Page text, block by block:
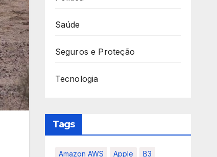
Saúde
Seguros e Proteção
Tecnologia
Tags
Amazon AWS Apple B3